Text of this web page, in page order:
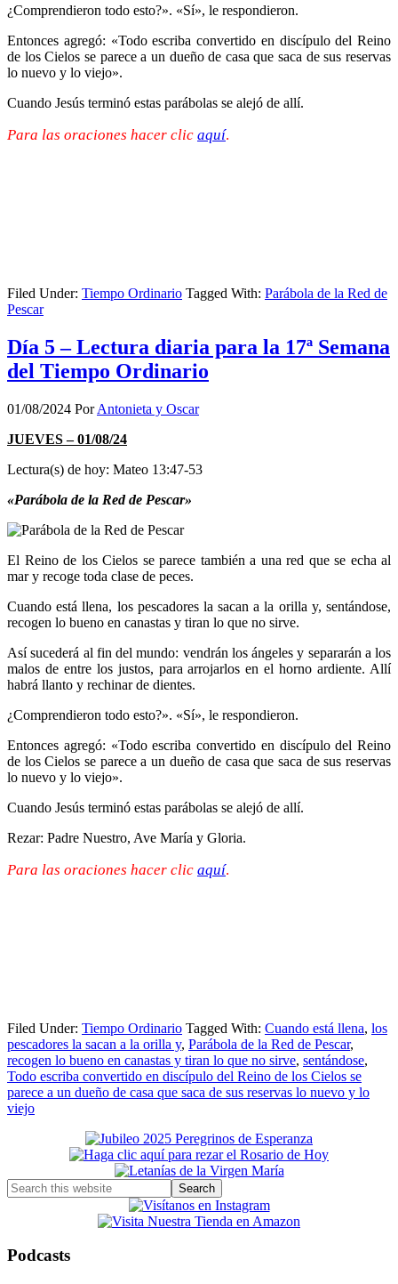
¿Comprendieron todo esto?». «Sí», le respondieron.
Entonces agregó: «Todo escriba convertido en discípulo del Reino
de los Cielos se parece a un dueño de casa que saca de sus reservas
lo nuevo y lo viejo».
Cuando Jesús terminó estas parábolas se alejó de allí.
Para las oraciones hacer clic aquí.
Filed Under: Tiempo Ordinario Tagged With: Parábola de la Red de
Pescar
Día 5 – Lectura diaria para la 17ª Semana
del Tiempo Ordinario
01/08/2024 PorAntonieta y Oscar
JUEVES – 01/08/24
Lectura(s) de hoy: Mateo 13:47-53
«Parábola de la Red de Pescar»
El Reino de los Cielos se parece también a una red que se echa al
mar y recoge toda clase de peces.
Cuando está llena, los pescadores la sacan a la orilla y, sentándose,
recogen lo bueno en canastas y tiran lo que no sirve.
Así sucederá al fin del mundo: vendrán los ángeles y separarán a los
malos de entre los justos, para arrojarlos en el horno ardiente. Allí
habrá llanto y rechinar de dientes.
¿Comprendieron todo esto?». «Sí», le respondieron.
Entonces agregó: «Todo escriba convertido en discípulo del Reino
de los Cielos se parece a un dueño de casa que saca de sus reservas
lo nuevo y lo viejo».
Cuando Jesús terminó estas parábolas se alejó de allí.
Rezar: Padre Nuestro, Ave María y Gloria.
Para las oraciones hacer clic aquí.
Filed Under: Tiempo Ordinario Tagged With: Cuando está llena, los
pescadores la sacan a la orilla y, Parábola de la Red de Pescar,
recogen lo bueno en canastas y tiran lo que no sirve, sentándose,
Todo escriba convertido en discípulo del Reino de los Cielos se
parece a un dueño de casa que saca de sus reservas lo nuevo y lo
viejo
Primary
Sidebar
Search
this
Podcasts